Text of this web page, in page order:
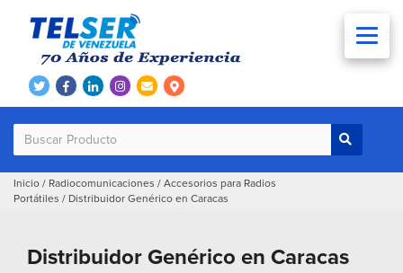
Inicio / Radiocomunicaciones / Accesorios para Radios
Portátiles / Distribuidor Genérico en Caracas
Distribuidor Genérico en Caracas